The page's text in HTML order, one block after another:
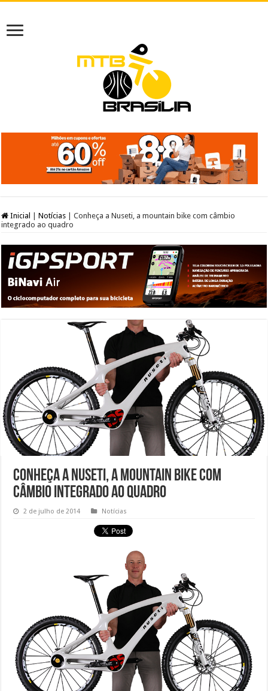
Inicial Notícias
Conheça a Nuseti, a mountain bike com câmbio
integrado ao quadro
Conheça a Nuseti, a mountain bike com
câmbio integrado ao quadro
2 de julho de 2014 Notícias